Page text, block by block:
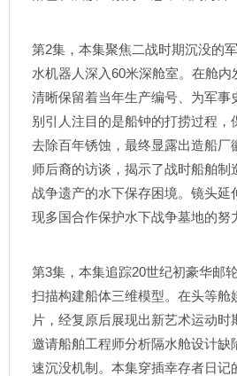
第2集，本集聚焦二战时期沉没的
水机器人深入60米深舱室。在舱内
清晰保留着当年生产编号、为军事
别引人注目的是船钟的打捞过程，
去除百年锈蚀，最终显露出造船厂
师后裔的访谈，揭示了战时船舶制
战争遗产的水下保存困境。镜头延
现多国合作保护水下战争墓地的努
第3集，本集追踪20世纪初豪华邮
扫描构建船体三维模型。在头等舱
片，经复原后展现出新艺术运动时
邀请船舶工程师分析隔水舱设计缺
速沉没机制。本集穿插幸存者日记